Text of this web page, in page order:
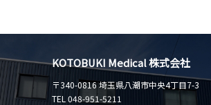
KOTOBUKI Medical 株式会社
〒340-0816 埼玉県八潮市中央4丁目7-3
TEL 048-951-5211